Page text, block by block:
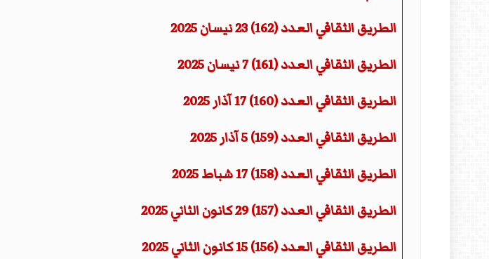
المقالات
الطريق الثقافي العدد (162) 23 نيسان 2025
الطريق الثقافي العدد (161) 7 نيسان 2025
الطريق الثقافي العدد (160) 17 آذار 2025
الطريق الثقافي العدد (159) 5 آذار 2025
الطريق الثقافي العدد (158) 17 شباط 2025
الطريق الثقافي العدد (157) 29 كانون الثاني 2025
الطريق الثقافي العدد (156) 15 كانون الثاني 2025